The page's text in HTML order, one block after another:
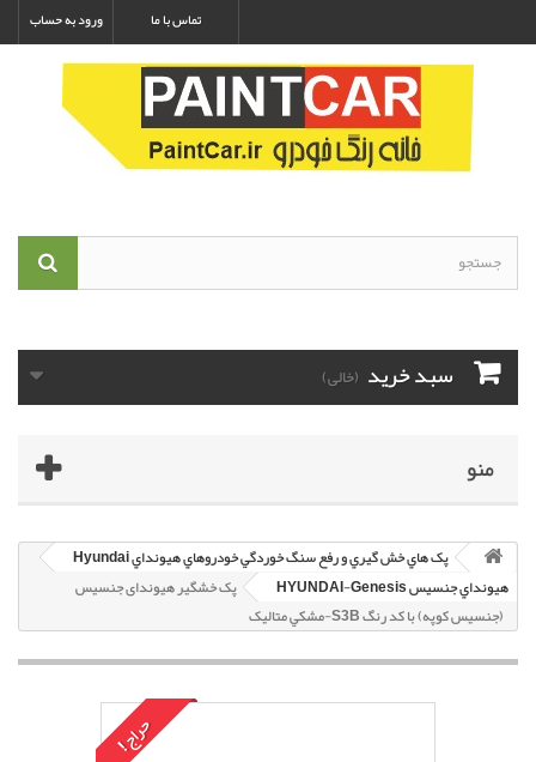
ورود به حساب تماس با ما
سبد خرید (خالی)
منو
پک هاي خش گيري و رفع سنگ خوردگي خودروهاي هيونداي Hyundai
هيونداي جنسيس HYUNDAI-Genesis
پک خشگير هیوندای جنسیس
(جنسیس کوپه) با کد رنگ S3B-مشکي متاليک
حراج!